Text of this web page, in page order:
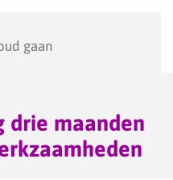
gaan
drie maanden